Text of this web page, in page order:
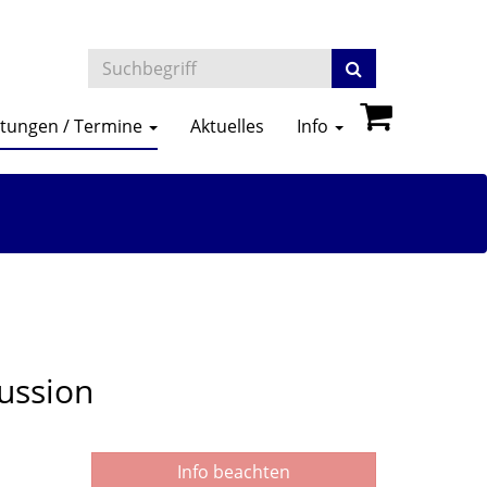
/ Termine Aktuelles Info
Info beachten